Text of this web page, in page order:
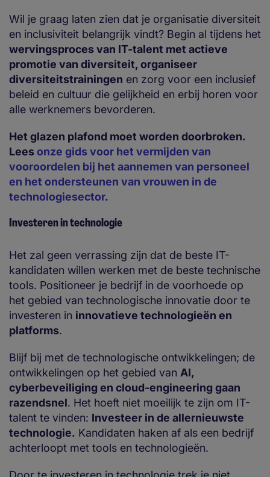
Wil je graag laten zien dat je organisatie diversiteit
en inclusiviteit belangrijk vindt? Begin al tijdens het
wervingsproces van IT-talent met actieve
promotie van diversiteit, organiseer
diversiteitstrainingen en zorg voor een inclusief
beleid en cultuur die gelijkheid en erbij horen voor
alle werknemers bevorderen.
Het glazen plafond moet worden doorbroken.
Leesonze gids voor het vermijden van
vooroordelen bij het aannemen van personeel
en het ondersteunen van vrouwen in de
technologiesector.
Investeren in technologie
Het zal geen verrassing zijn dat de beste IT-
kandidaten willen werken met de beste technische
tools. Positioneer je bedrijf in de voorhoede op
het gebied van technologische innovatie door te
investeren in innovatieve technologieën en
platforms.
Blijf bij met de technologische ontwikkelingen; de
ontwikkelingen op het gebied van AI,
cyberbeveiliging en cloud-engineering gaan
razendsnel. Het hoeft niet moeilijk te zijn om IT-
talent te vinden: Investeer in de allernieuwste
technologie. Kandidaten haken af als een bedrijf
achterloopt met tools en technologieën.